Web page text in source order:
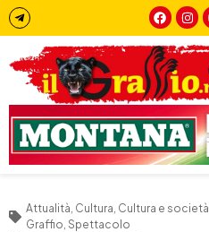
Attualità Cultura Cultura e società
Graffio Spettacolo